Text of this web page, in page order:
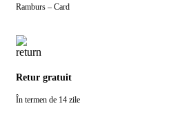
Ramburs – Card
Retur gratuit
În termen de 14 zile